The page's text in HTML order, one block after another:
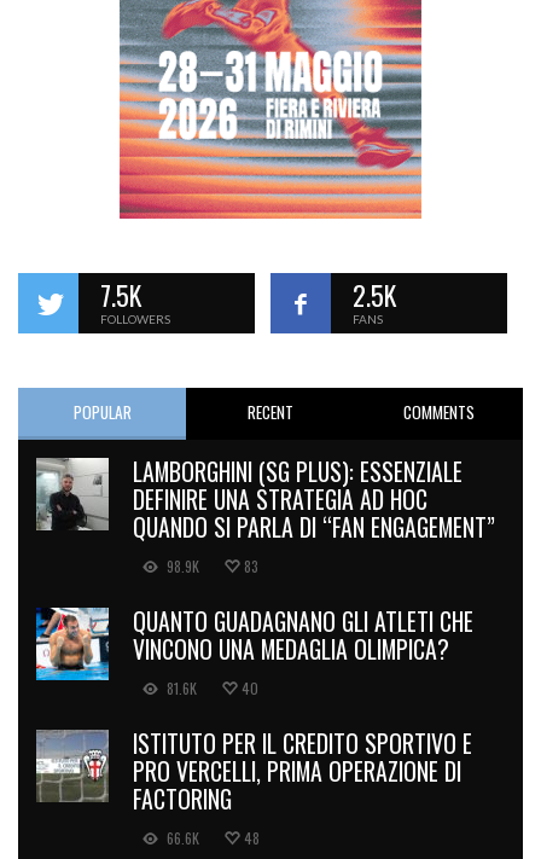
7.5K
FOLLOWERS
2.5K
FANS
POPULAR RECENT COMMENTS
LAMBORGHINI (SG PLUS): ESSENZIALE
DEFINIRE UNA STRATEGIA AD HOC
QUANDO SI PARLA DI “FAN ENGAGEMENT”
98.9K 83
QUANTO GUADAGNANO GLI ATLETI CHE
VINCONO UNA MEDAGLIA OLIMPICA?
81.6K 40
ISTITUTO PER IL CREDITO SPORTIVO E
PRO VERCELLI, PRIMA OPERAZIONE DI
FACTORING
66.6K 48